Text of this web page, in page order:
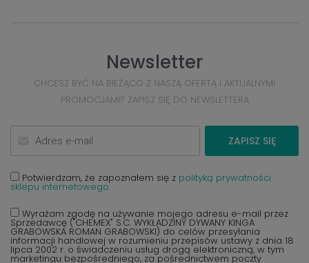
Newsletter
CHCESZ BYĆ NA BIEŻĄCO Z NASZĄ OFERTĄ I AKTUALNYMI
PROMOCJAMI? ZAPISZ SIĘ DO NEWSLETTERA
ZAPISZ SIĘ
Potwierdzam, że zapoznałem się z polityką prywatności
sklepu internetowego.
Wyrażam zgodę na używanie mojego adresu e-mail przez
Sprzedawcę ("CHEMEX" S.C. WYKŁADZINY DYWANY KINGA
GRABOWSKA ROMAN GRABOWSKI) do celów przesyłania
informacji handlowej w rozumieniu przepisów ustawy z dnia 18
lipca 2002 r. o świadczeniu usług drogą elektroniczną, w tym
marketingu bezpośredniego, za pośrednictwem poczty